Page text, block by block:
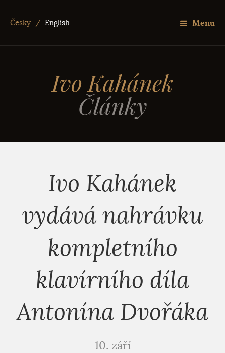
Menu
Česky / English
Ivo Kahánek
Články
Ivo Kahánek
vydává nahrávku
kompletního
klavírního díla
Antonína Dvořáka
10. září